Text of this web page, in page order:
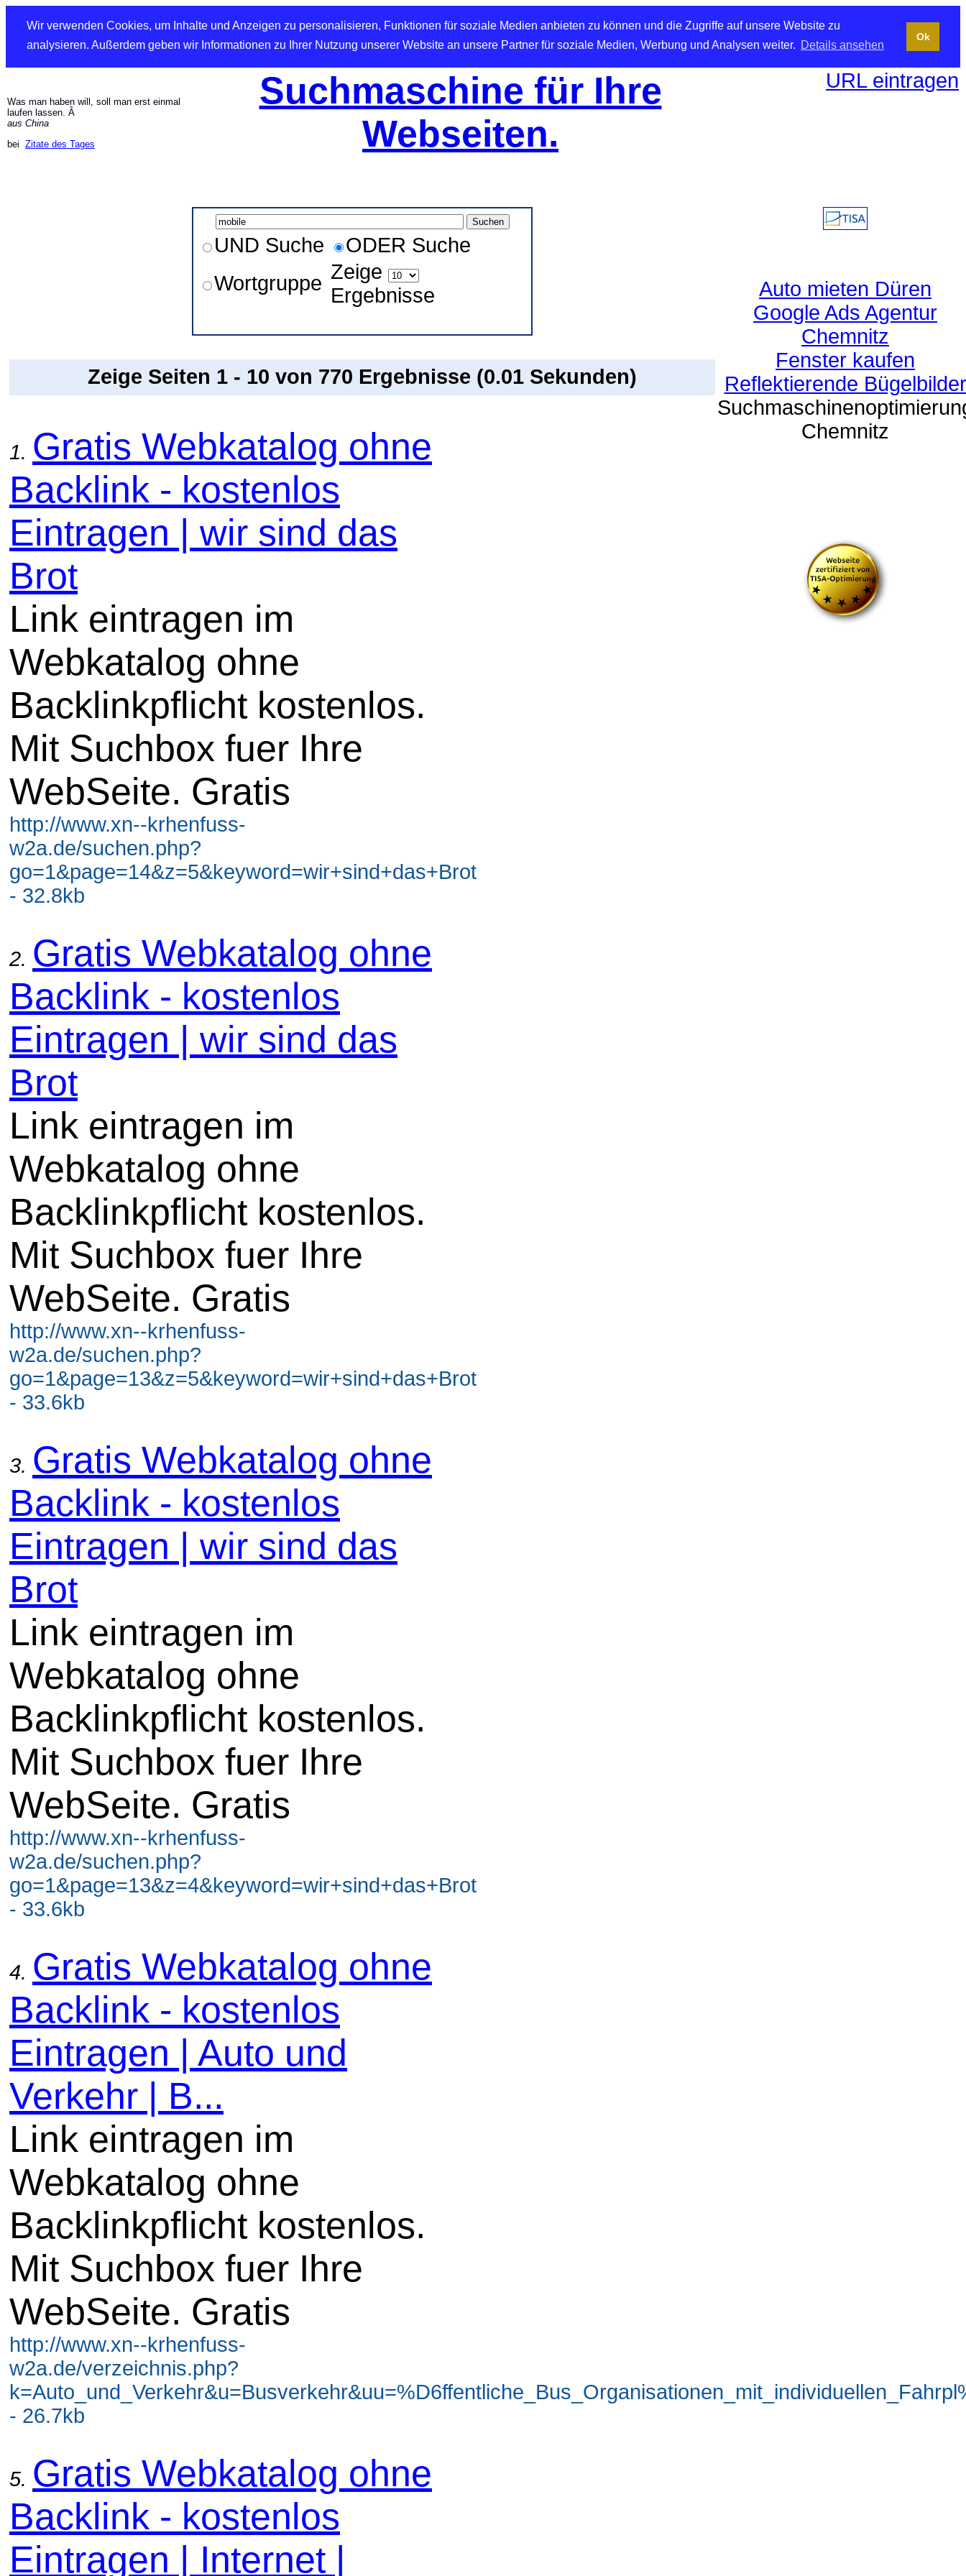
Wir verwenden Cookies, um Inhalte und Anzeigen zu personalisieren, Funktionen für soziale Medien anbieten zu können und die Zugriffe auf unsere Website zu
analysieren. Außerdem geben wir Informationen zu Ihrer Nutzung unserer Website an unsere Partner für soziale Medien, Werbung und Analysen weiter. Details ansehen
Ok
Was man haben will, soll man erst einmal
laufen lassen. Â
aus China
bei Zitate des Tages
Suchmaschine für Ihre
Webseiten.
URL eintragen
UND Suche
ODER Suche
Wortgruppe Zeige
Ergebnisse
Zeige Seiten 1 - 10 von 770 Ergebnisse (0.01 Sekunden)
1. Gratis Webkatalog ohne
Backlink - kostenlos
Eintragen | wir sind das
Brot
Link eintragen im
Webkatalog ohne
Backlinkpflicht kostenlos.
Mit Suchbox fuer Ihre
WebSeite. Gratis
http://www.xn--krhenfuss-
w2a.de/suchen.php?
go=1&page=14&z=5&keyword=wir+sind+das+Brot
- 32.8kb
2. Gratis Webkatalog ohne
Backlink - kostenlos
Eintragen | wir sind das
Brot
Link eintragen im
Webkatalog ohne
Backlinkpflicht kostenlos.
Mit Suchbox fuer Ihre
WebSeite. Gratis
http://www.xn--krhenfuss-
w2a.de/suchen.php?
go=1&page=13&z=5&keyword=wir+sind+das+Brot
- 33.6kb
3. Gratis Webkatalog ohne
Backlink - kostenlos
Eintragen | wir sind das
Brot
Link eintragen im
Webkatalog ohne
Backlinkpflicht kostenlos.
Mit Suchbox fuer Ihre
WebSeite. Gratis
http://www.xn--krhenfuss-
w2a.de/suchen.php?
go=1&page=13&z=4&keyword=wir+sind+das+Brot
- 33.6kb
4. Gratis Webkatalog ohne
Backlink - kostenlos
Eintragen | Auto und
Verkehr | B...
Link eintragen im
Webkatalog ohne
Backlinkpflicht kostenlos.
Mit Suchbox fuer Ihre
WebSeite. Gratis
http://www.xn--krhenfuss-
w2a.de/verzeichnis.php?
- 26.7kb
5. Gratis Webkatalog ohne
Backlink - kostenlos
Eintragen | Internet |
Auto mieten Düren
Google Ads Agentur
Chemnitz
Fenster kaufen
Reflektierende Bügelbilder
Chemnitz